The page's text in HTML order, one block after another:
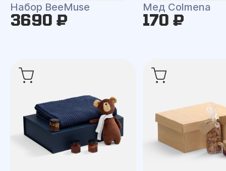
Набор BeeMuse
3690 ₽
Мед Colmena
170 ₽